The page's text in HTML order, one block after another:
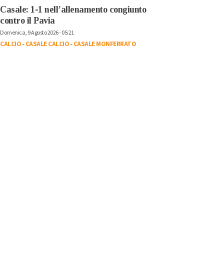
Casale: 1-1 nell’allenamento congiunto
contro il Pavia
Domenica, 9 Agosto 2026 - 05:21
CALCIO-CASALE CALCIO-CASALE MONFERRATO